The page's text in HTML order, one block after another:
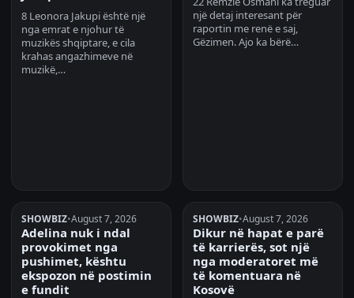
8 Leonora Jakupi është një
nga emrat e njohur të
muzikës shqiptare, e cila
krahas angazhimeve në
muzikë,…
një detaj interesant për
raportin me renë e saj,
Gëzimen. Ajo ka bërë…
SHOWBIZ•August 7, 2026
Adelina nuk i ndal
provokimet nga
pushimet, kështu
ekspozon në postimin
e fundit
SHOWBIZ•August 7, 2026
Dikur në hapat e parë
të karrierës, sot një
nga moderatoret më
të komentuara në
Kosovë